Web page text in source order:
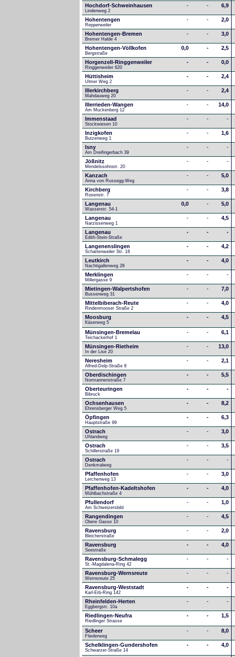
Hochdorf-Schweinhausen
Lindenweg 2
- - 6,9
Hohentengen
Repperweiler
- - 2,0
Hohentengen-Bremen
Bremer Halde 4
- - 3,0
Hohentengen-Völlkofen
Bergstraße
0,0 - 2,5
Horgenzell-Ringgenweiler
Ringgenweiler 620
- - 0,0
Hüttisheim
Ulmer Weg 2
- - 2,4
Illerkirchberg
Mahdauweg 20
- - 2,4
Illerrieden-Wangen
Am Muckenberg 12
- - 14,0
Immenstaad
Stockwiesen 10
- - -
Inzigkofen
Butzenweg 1
- - 1,6
Isny
Am Dreifingerbach 39
- - -
Jößnitz
Mendelssohnstr. 20
- - -
Kanzach
Anna von Russegg-Weg
- - 5,0
Kirchberg
Rosenstr. 7
- - 3,8
Langenau
Wasserstr. 54-1
0,0 - 5,0
Langenau
Narzissenweg 1
- - 4,5
Langenau
Edith-Stein-Straße
- - -
Langenenslingen
Schattenweiler Str. 18
- - 4,2
Leutkirch
Nachtigallenweg 28
- - 4,0
Merklingen
Millergasse 9
- - -
Mietingen-Walpertshofen
Bussenweg 31
- - 7,0
Mittelbiberach-Reute
Rindenmooser Straße 2
- - 4,0
Moosburg
Käserweg 5
- - 4,5
Münsingen-Bremelau
Teichackerhof 1
- - 6,1
Münsingen-Rietheim
In der Lise 20
- - 13,0
Neresheim
Alfred-Delp-Straße 8
- - 2,1
Oberdischingen
Normannenstraße 7
- - 5,5
Oberteuringen
Bibruck
- - -
Ochsenhausen
Ehrensberger Weg 5
- - 8,2
Öpfingen
Hauptstraße 99
- - 6,3
Ostrach
Uhlandweg
- - 3,0
Ostrach
Schillerstraße 19
- - 3,5
Ostrach
Denkmalweg
- - -
Pfaffenhofen
Lerchenweg 13
- - 3,0
Pfaffenhofen-Kadeltshofen
Mühlbachstraße 4
- - 4,0
Pfullendorf
Am Schweizersbild
- - 1,0
Rangendingen
Obere Gasse 10
- - 4,5
Ravensburg
Bleicherstraße
- - 2,0
Ravensburg
Seestraße
- - 4,0
Ravensburg-Schmalegg
St.-Magdalena-Ring 42
- - -
Ravensburg-Wernsreute
Wernsreute 25
- - -
Ravensburg-Weststadt
Karl-Erb-Ring 142
- - -
Rheinfelden-Herten
Eggbergstr. 10a
- - -
Riedlingen-Neufra
Riedlinger Strasse
- - 1,5
Scheer
Fliederweg
- - 8,0
Schelklingen-Gundershofen
Schwarzer-Straße 14
- - 4,0